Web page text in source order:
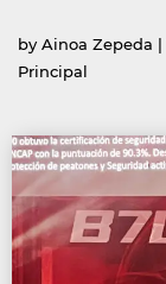
by Publicado
por
Ainoa Zepeda |
Principal